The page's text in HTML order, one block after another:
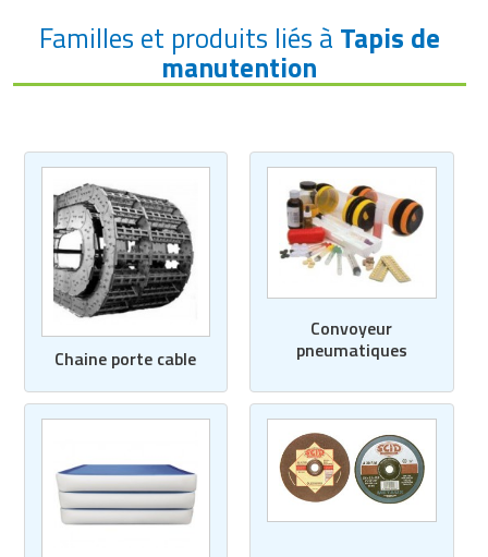
Familles et produits liés à Tapis de
manutention
Chaine porte cable
Convoyeur
pneumatiques